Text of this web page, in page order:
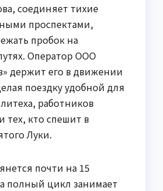
соединяет тихие
проспектами,
пробок на
Оператор ООО
держит его в движении
поездку удобной для
работников
тех, кто спешит в
Луки.
почти на 15
полный цикл занимает